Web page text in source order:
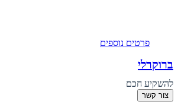
פרטים נוספים
ברוקרלי
להשקיע חכם
צור קשר